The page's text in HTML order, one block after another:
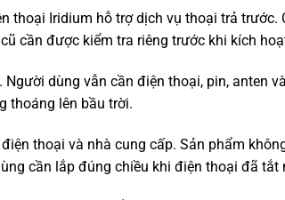
thoại Iridium hỗ trợ dịch vụ thoại trả trước.
cần được kiểm tra riêng trước khi kích
dùng vẫn cần điện thoại, pin, anten
thoáng lên bầu trời.
thoại và nhà cung cấp. Sản phẩm
cần lắp đúng chiều khi điện thoại đã tắt